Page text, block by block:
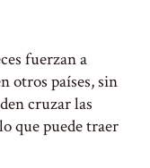
fuerzan a
otros países, sin
cruzar las
que puede traer